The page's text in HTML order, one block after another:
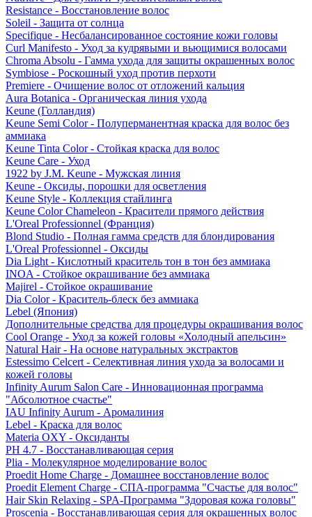
Resistance - Восстановление волос
Soleil - Защита от солнца
Specifique - Несбалансированное состояние кожи головы
Curl Manifesto - Уход за кудрявыми и вьющимися волосами
Chroma Absolu - Гамма ухода для защиты окрашенных волос
Symbiose - Роскошный уход против перхоти
Premiere - Очищение волос от отложений кальция
Aura Botanica - Органическая линия ухода
Keune (Голландия)
Keune Semi Color - Полуперманентная краска для волос без
аммиака
Keune Tinta Color - Стойкая краска для волос
Keune Care - Уход
1922 by J.M. Keune - Мужская линия
Keune - Оксиды, порошки для осветления
Keune Style - Коллекция стайлинга
Keune Color Chameleon - Красители прямого действия
L'Oreal Professionnel (Франция)
Blond Studio - Полная гамма средств для блондирования
L'Oreal Professionnel - Оксиды
Dia Light - Кислотный краситель тон в тон без аммиака
INOA - Стойкое окрашивание без аммиака
Majirel - Стойкое окрашивание
Dia Color - Краситель-блеск без аммиака
Lebel (Япония)
Дополнительные средства для процедуры окрашивания волос
Cool Orange - Уход за кожей головы «Холодный апельсин»
Natural Hair - На основе натуральных экстрактов
Estessimo Celcert - Селективная линия ухода за волосами и
кожей головы
Infinity Aurum Salon Care - Инновационная программа
"Абсолютное счастье"
IAU Infinity Aurum - Аромалиния
Lebel - Краска для волос
Materia OXY - Оксиданты
PH 4.7 - Восстанавливающая серия
Plia - Молекулярное моделирование волос
Proedit Home Charge - Домашнее восстановление волос
Proedit Element Charge - СПА-программа "Счастье для волос"
Hair Skin Relaxing - SPA-Программа "Здоровая кожа головы"
Proscenia - Восстанавливающая серия для окрашенных волос